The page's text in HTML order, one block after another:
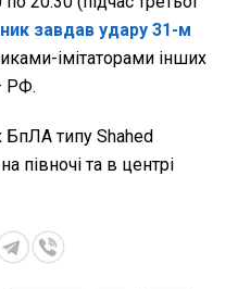
завдав удару 31-м
імітаторами інших
РФ.
типу Shahed
півночі та в центрі